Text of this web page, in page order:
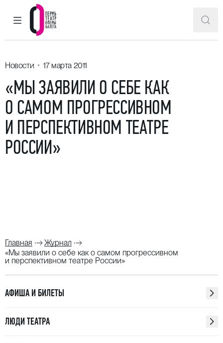
ГЛАВНОЕ МЕНЮ
Пермский театр оперы и балета
Новости 17 марта 2011
«МЫ ЗАЯВИЛИ О СЕБЕ КАК
О САМОМ ПРОГРЕССИВНОМ
И ПЕРСПЕКТИВНОМ ТЕАТРЕ
РОССИИ»
Главная
Журнал
«Мы заявили о себе как о самом прогрессивном
и перспективном театре России»
АФИША И БИЛЕТЫ
ЛЮДИ ТЕАТРА